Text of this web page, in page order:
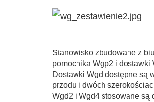
Stanowisko zbudowane z
pomocnika Wgp2 i dostawki
Dostawki Wgd dostępne są
przodu i dwóch
Wgd2 i Wgd4 stosowane są